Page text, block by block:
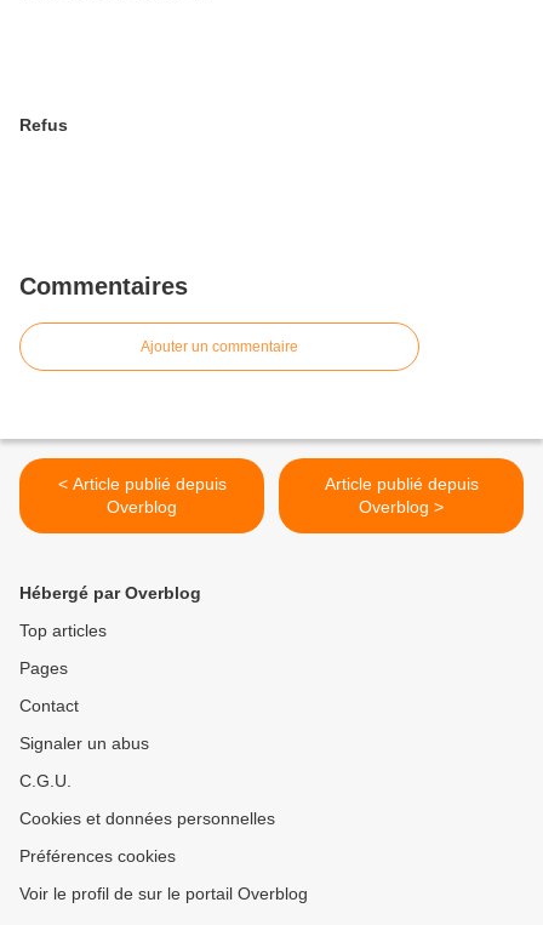
Refus
Commentaires
Ajouter un commentaire
< Article publié depuis
Overblog
Article publié depuis
Overblog >
Hébergé par Overblog
Top articles
Pages
Contact
Signaler un abus
C.G.U.
Cookies et données personnelles
Préférences cookies
Voir le profil de sur le portail Overblog